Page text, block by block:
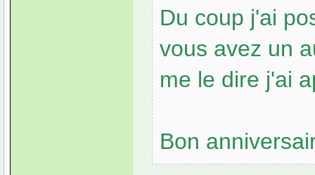
Du coup j'ai
vous avez un
me le dire j'ai
Bon